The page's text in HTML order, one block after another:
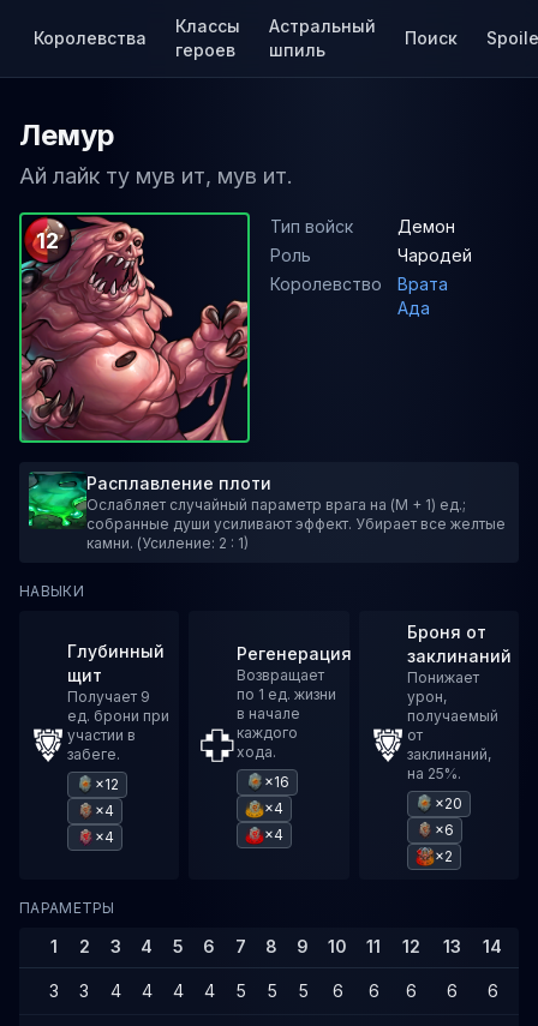
Королевства
Классы
героев
Астральный
шпиль
Поиск
Лемур
Ай лайк ту мув ит, мув ит.
12
Тип войск
Демон
Роль
Чародей
Королевство
Врата
Ада
Расплавление плоти
Ослабляет случайный параметр врага на (M + 1) ед.;
собранные души усиливают эффект. Убирает все желтые
камни. (Усиление: 2 : 1)
НАВЫКИ
Глубинный
щит
Получает 9
ед. брони при
участии в
забеге.
×12
×4
×4
Регенерация
Возвращает
по 1 ед. жизни
в начале
каждого
хода.
×16
×4
×4
Броня от
заклинаний
Понижает
урон,
получаемый
от
заклинаний,
на 25%.
×20
×6
×2
ПАРАМЕТРЫ
1 2 3 4 5 6 7 8 9 10 11 12 13 14
3 3 4 4 4 4 5 5 5 6 6 6 6 6